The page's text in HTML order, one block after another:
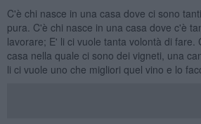
C'è chi nasce in una casa dove ci sono
pura. C'è chi nasce in una casa dove c'è
lavorare; E' li ci vuole tanta volontà di fare.
casa nella quale ci sono dei vigneti, una
li ci vuole uno che migliori quel vino e lo